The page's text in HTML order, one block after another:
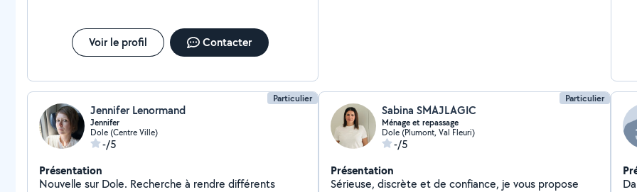
Voir le profil Contacter
Particulier
Jennifer Lenormand
Jennifer
Dole (Centre Ville)
-/5
Présentation
Nouvelle sur Dole. Recherche à rendre différents
Particulier
Sabina SMAJLAGIC
Ménage et repassage
Dole (Plumont, Val Fleuri)
-/5
Présentation
Sérieuse, discrète et de confiance, je vous propose